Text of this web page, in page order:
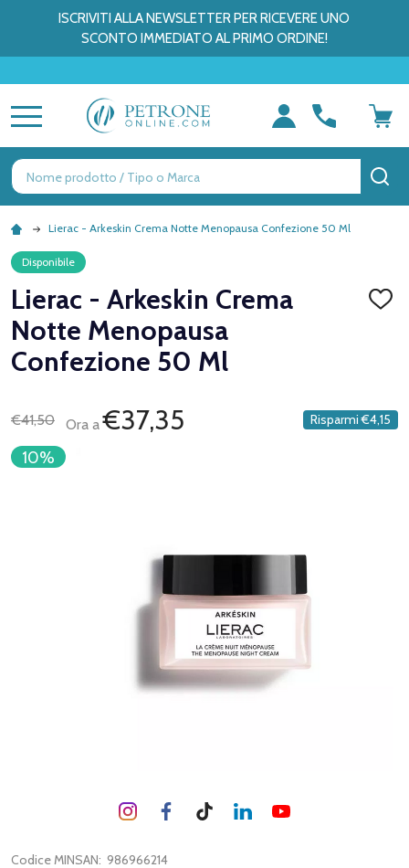
ISCRIVITI ALLA NEWSLETTER PER RICEVERE UNO
SCONTO IMMEDIATO AL PRIMO ORDINE!
Ricerca
Lierac - Arkeskin Crema Notte Menopausa Confezione 50 Ml
Disponibile
Lierac - Arkeskin Crema
Notte Menopausa
Confezione 50 Ml
€41,50 Ora a€37,35 Risparmi €4,15
10%
Codice MINSAN: 986966214